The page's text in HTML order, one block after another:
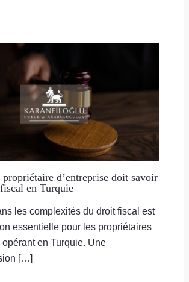
d’entreprise doit savoir
en Turquie
les complexités du droit fiscal est
essentielle pour les propriétaires
opérant en Turquie. Une
[…]